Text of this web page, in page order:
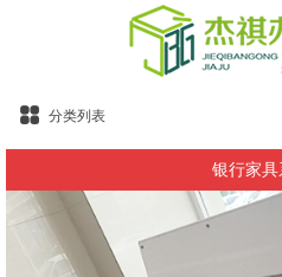
分类列表
银行家具